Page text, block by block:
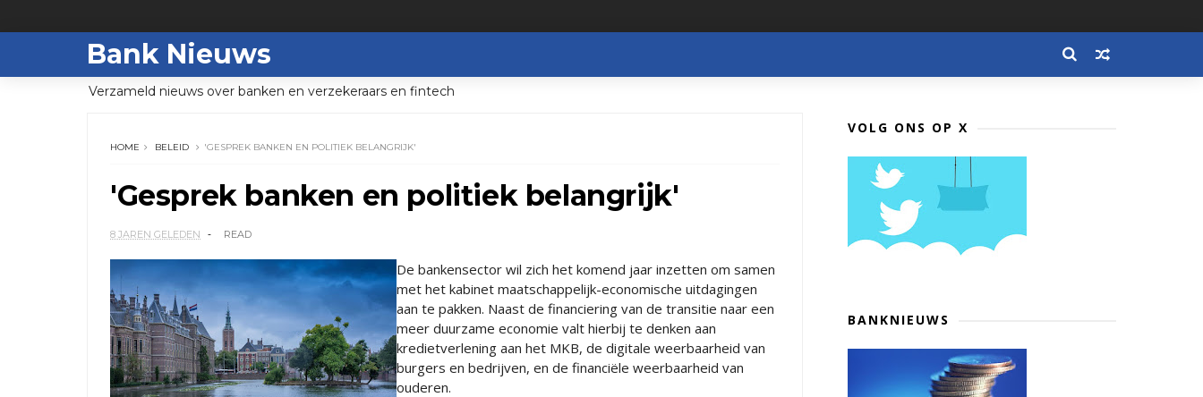
Bank Nieuws
Verzameld nieuws over banken en verzekeraars en fintech
HOME BELEID 'GESPREK BANKEN EN POLITIEK BELANGRIJK'
'Gesprek banken en politiek belangrijk'
8 JAREN GELEDEN READ
De bankensector wil zich het komend jaar inzetten om samen
met het kabinet maatschappelijk-economische uitdagingen
aan te pakken. Naast de financiering van de transitie naar een
meer duurzame economie valt hierbij te denken aan
kredietverlening aan het MKB, de digitale weerbaarheid van
burgers en bedrijven, en de financiële weerbaarheid van
ouderen.
VOLG ONS OP X
BANKNIEUWS